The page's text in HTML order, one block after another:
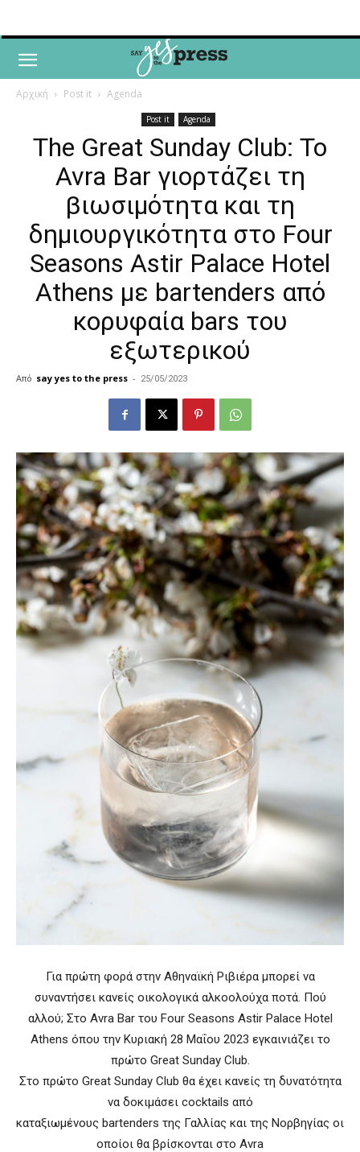
Αρχική Post it Agenda
Post it Agenda
The Great Sunday Club: Το
Avra Bar γιορτάζει τη
βιωσιμότητα και τη
δημιουργικότητα στο Four
Seasons Astir Palace Hotel
Athens με bartenders από
κορυφαία bars του
εξωτερικού
Από say yes to the press - 25/05/2023
Για πρώτη φορά στην Αθηναϊκή Ριβιέρα μπορεί να
συναντήσει κανείς οικολογικά αλκοολούχα ποτά. Πού
αλλού; Στο Avra Bar του Four Seasons Astir Palace Hotel
Athens όπου την Κυριακή 28 Μαΐου 2023 εγκαινιάζει το
πρώτο Great Sunday Club.
Στο πρώτο Great Sunday Club θα έχει κανείς τη δυνατότητα
να δοκιμάσει cocktails από
καταξιωμένους bartenders της Γαλλίας και της Νορβηγίας οι
οποίοι θα βρίσκονται στο Avra